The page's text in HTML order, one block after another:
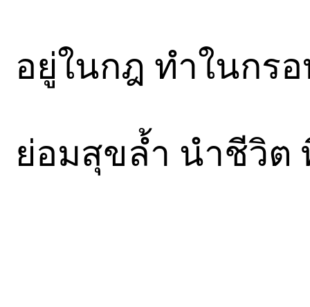
อยู่ในกฎ ทำในกร
ย่อมสุขล้ำ นำชีวิต